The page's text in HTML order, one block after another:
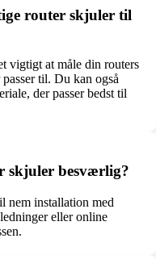
router skjuler til
vigtigt at måle din routers
til. Du kan også
der passer bedst til
skjuler besværlig?
nem installation med
eller online